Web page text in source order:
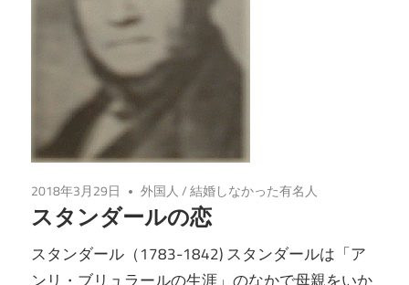
2018年3月29日 外国人 /結婚しなかった有名人
スタンダールの恋
スタンダール（1783-1842) スタンダールは「ア
ンリ・ブリュラールの生涯」のなかで母親をいか